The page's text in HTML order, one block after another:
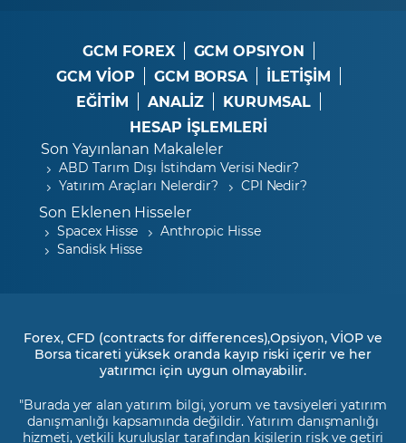
GCM FOREX
GCM OPSIYON
GCM VİOP
GCM BORSA
İLETİŞİM
EĞİTİM
ANALİZ
KURUMSAL
HESAP İŞLEMLERİ
Son Yayınlanan Makaleler
ABD Tarım Dışı İstihdam Verisi Nedir?
Yatırım Araçları Nelerdir?
CPI Nedir?
Son Eklenen Hisseler
Spacex Hisse
Anthropic Hisse
Sandisk Hisse
Forex, CFD (contracts for differences),Opsiyon, VİOP ve
Borsa ticareti yüksek oranda kayıp riski içerir ve her
yatırımcı için uygun olmayabilir.
"Burada yer alan yatırım bilgi, yorum ve tavsiyeleri yatırım
danışmanlığı kapsamında değildir. Yatırım danışmanlığı
hizmeti, yetkili kuruluşlar tarafından kişilerin risk ve getiri